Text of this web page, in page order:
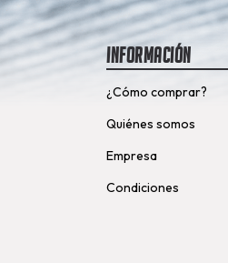
Información
¿Cómo comprar?
Quiénes somos
Empresa
Condiciones